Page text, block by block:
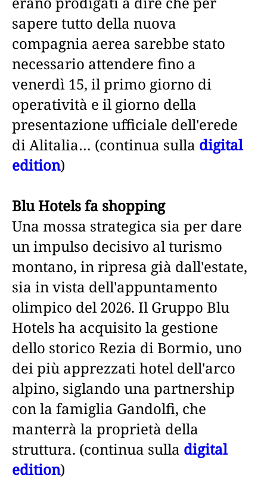
sapere tutto della nuova
compagnia aerea sarebbe stato
necessario attendere fino a
venerdì 15, il primo giorno di
operatività e il giorno della
presentazione ufficiale dell'erede
di Alitalia… (continua sulla digital
edition)
Blu Hotels fa shopping
Una mossa strategica sia per dare
un impulso decisivo al turismo
montano, in ripresa già dall'estate,
sia in vista dell'appuntamento
olimpico del 2026. Il Gruppo Blu
Hotels ha acquisito la gestione
dello storico Rezia di Bormio, uno
dei più apprezzati hotel dell'arco
alpino, siglando una partnership
con la famiglia Gandolfi, che
manterrà la proprietà della
struttura. (continua sulla digital
edition)